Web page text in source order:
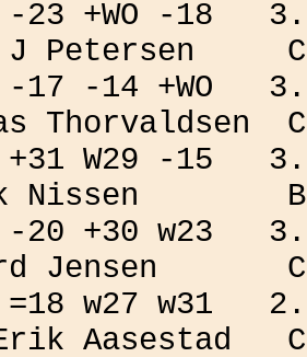
-23 +WO -
J
-17 -14
+31 W29 -
Nissen B
-20 +30
=18 w27
Erik